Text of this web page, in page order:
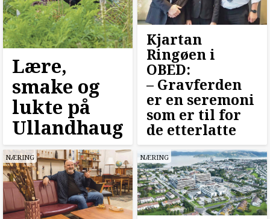
Lære,
smake og
lukte på
Ullandhaug
Kjartan
Ringøen i
OBED:
–⁠ Gravferden
er en seremoni
som er til for
de etterlatte
NÆRING NÆRING